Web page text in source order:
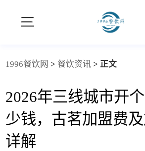
1996餐饮网 > 餐饮资讯 > 正文
2026年三线城市开
少钱，古茗加盟费
详解